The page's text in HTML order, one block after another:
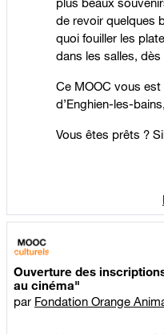
de revoir quelques
quoi fouiller les
dans les salles,
Ce MOOC vous
d’Enghien-les-
Vous êtes prêts ?
Ouverture des
au cinéma"
par Fondation Orange